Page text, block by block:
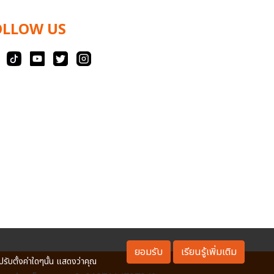
US
รับตั้งค่าใดๆนั้น แสดงว่าคุณ
ยอมรับ เรียนรู้เพิ่มเติม